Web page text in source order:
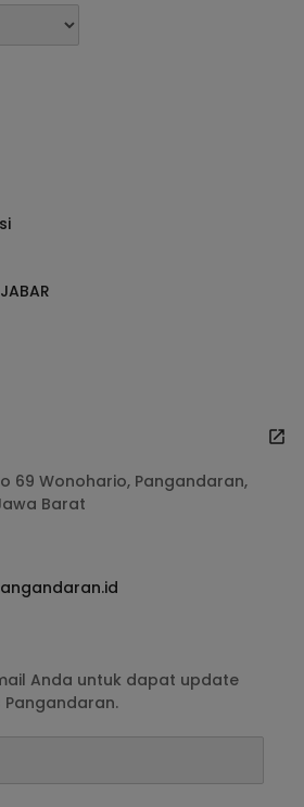
69 Wonohario, Pangandaran,
Barat
Anda untuk dapat update